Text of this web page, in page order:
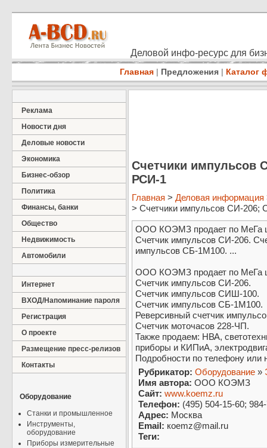
Деловой инфо-ресурс для
Главная | Предложения | Каталог
Реклама
Новости дня
Деловые новости
Экономика
Бизнес-обзор
Политика
Финансы, банки
Общество
Недвижимость
Автомобили
Интернет
ВХОД/Напоминание пароля
Регистрация
О проекте
Размещение пресс-релизов
Контакты
Оборудование
Станки и промышленное
Инструменты,
оборудование
Приборы измерительные
Счетчики импульсов
РСИ-1
Главная > Деловая информация
> Счетчики импульсов СИ-
ООО КОЭМЗ продает по МеГа
Счетчик импульсов СИ-206.
импульсов СБ-1М100. ...
ООО КОЭМЗ продает по МеГа
Счетчик импульсов СИ-206.
Счетчик импульсов СИШ-100.
Счетчик импульсов СБ-1М100.
Реверсивный счетчик
Счетчик моточасов 228-ЧП.
Также продаем: НВА,
приборы и КИПиА,
Подробности по телефону или
Рубрикатор: Оборудование »
Имя автора: ООО КОЭМЗ
Сайт: www.koemz.ru
Телефон: (495) 504-15-60;
Адрес: Москва
Email: коemz@mail.ru
Теги: